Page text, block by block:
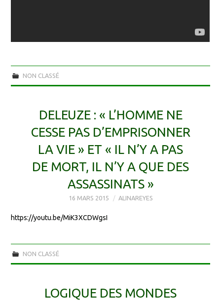
NON CLASSÉ
DELEUZE : « L’HOMME NE
CESSE PAS D’EMPRISONNER
LA VIE » ET « IL N’Y A PAS
DE MORT, IL N’Y A QUE DES
ASSASSINATS »
16 MARS 2015 ALINAREYES
https://youtu.be/MiK3XCDWgsI
NON CLASSÉ
LOGIQUE DES MONDES